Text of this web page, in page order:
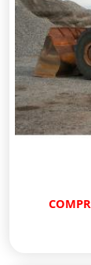
COMPRESOR PENTRU INCARCATOR FRONTAL